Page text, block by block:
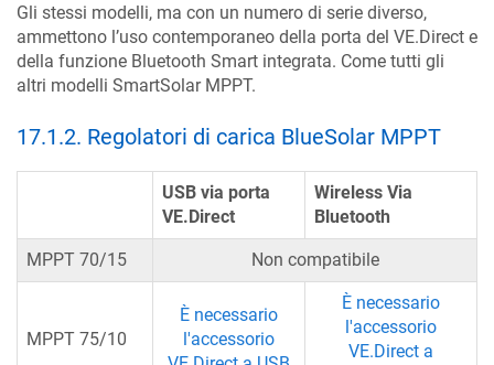
Gli stessi modelli, ma con un numero di serie diverso,
ammettono l’uso contemporaneo della porta del VE.Direct e
della funzione Bluetooth Smart integrata. Come tutti gli
altri modelli SmartSolar MPPT.
17.1.2. Regolatori di carica BlueSolar MPPT
USB via porta
VE.Direct
Wireless Via
Bluetooth
MPPT 70/15 Non compatibile
MPPT 75/10
È necessario
l'accessorio
È necessario
l'accessorio
VE.Direct a